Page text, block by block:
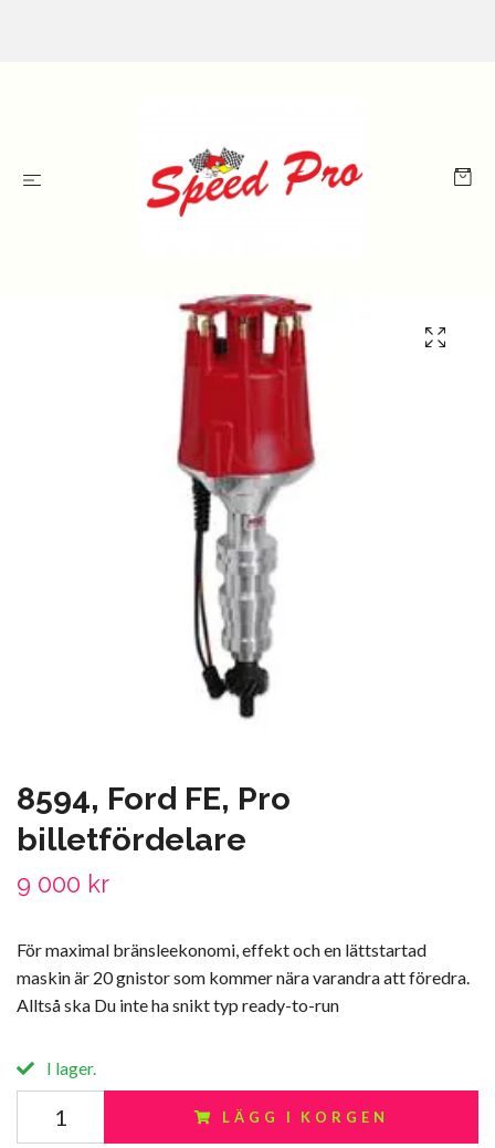
8594, Ford FE, Pro
billetfördelare
9 000 kr
För maximal bränsleekonomi, effekt och en lättstartad
maskin är 20 gnistor som kommer nära varandra att föredra.
Alltså ska Du inte ha snikt typ ready-to-run
I lager.
LÄGG I KORGEN